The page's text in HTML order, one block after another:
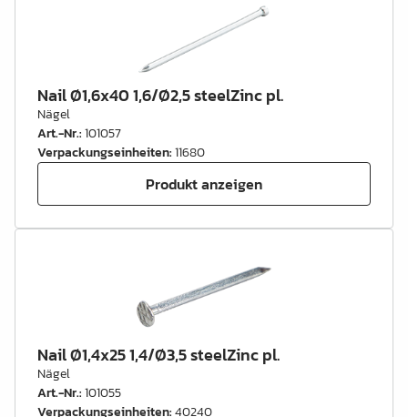
Nail Ø1,6x40 1,6/Ø2,5 steelZinc pl.
Nägel
Art.-Nr.:101057
Verpackungseinheiten:11680
Produkt anzeigen
Nail Ø1,4x25 1,4/Ø3,5 steelZinc pl.
Nägel
Art.-Nr.:101055
Verpackungseinheiten:40240